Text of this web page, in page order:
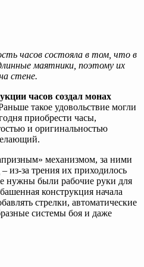
часов состояла в том, что в
маятники, поэтому их
стене.
часов создал монах
такое удовольствие могли
приобрести часы,
и оригинальностью
механизмом, за ними
из-за трения их приходилось
нужны были рабочие руки для
конструкция начала
стрелки, автоматические
системы боя и даже